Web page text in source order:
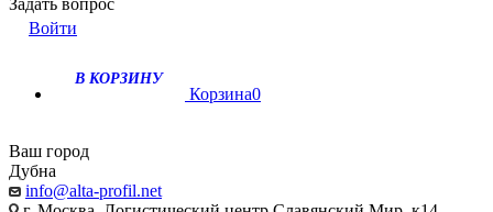
Задать вопрос
Войти
В КОРЗИНУ
Корзина0
Ваш город
Дубна
info@alta-profil.net